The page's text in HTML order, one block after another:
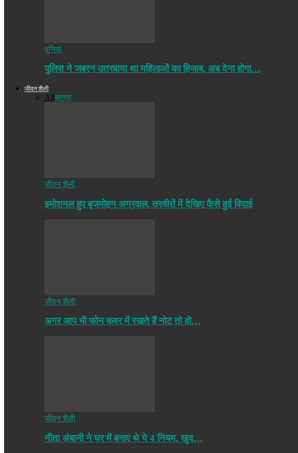
दुनिया
पुलिस ने जबरन उतरवाया था महिलाओं का हिजाब, अब देना होगा…
जीवन शैली
Allयात्रा
जीवन शैली
इमोशनल हुए बृजमोहन अग्रवाल, तस्वीरों में देखिए कैसे हुई विदाई
जीवन शैली
अगर आप भी फोन कवर में रखते हैं नोट तो हो…
जीवन शैली
नीता अंबानी ने घर में बनाए थे ये 4 नियम, खुद…